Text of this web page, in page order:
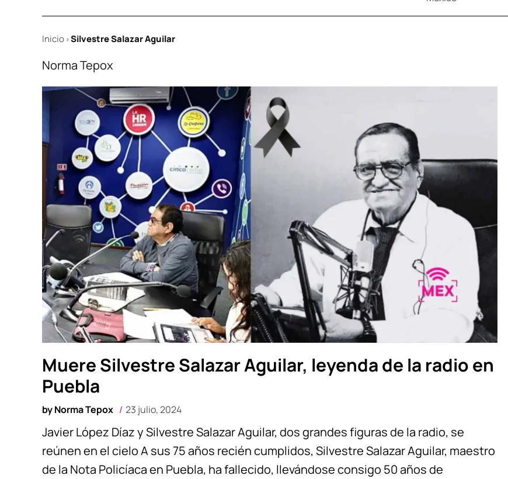
Inicio >Silvestre Salazar Aguilar
Norma Tepox
Muere Silvestre Salazar Aguilar, leyenda de la radio en
Puebla
byNorma Tepox 23 julio, 2024
Javier López Díaz y Silvestre Salazar Aguilar, dos grandes figuras de la radio, se
reúnen en el cielo A sus 75 años recién cumplidos, Silvestre Salazar Aguilar, maestro
de la Nota Policíaca en Puebla, ha fallecido, llevándose consigo 50 años de